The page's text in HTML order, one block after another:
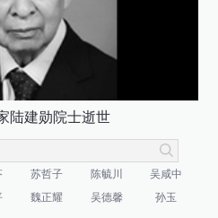
陆建勋院士逝世
苏哲子 陈毓川
吴咸中
魏正耀 吴德馨 孙玉